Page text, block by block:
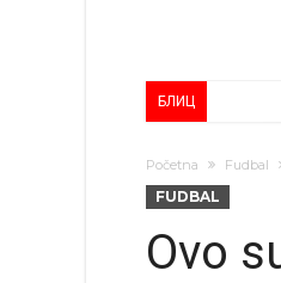
БЛИЦ
Početna Fudbal
FUDBAL
Ovo